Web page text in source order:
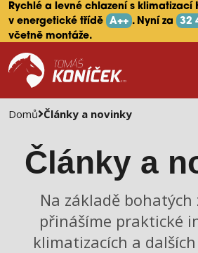
Domů Články a novinky
Články a
Na základě
přinášíme praktické
klimatizacích a
Rychlé a levné chlazení s klimatizací
v energetické třídě
A++ . Nyní za
32
včetně montáže.